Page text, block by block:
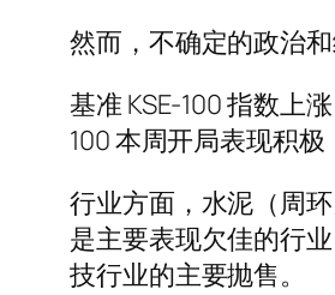
然而，不确定的政治
基准 KSE-100 指数上
100 本周开局表现积极
行业方面，水泥（周
是主要表现欠佳的行
技行业的主要抛售。